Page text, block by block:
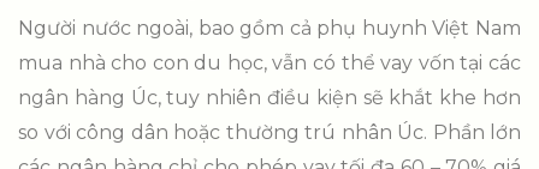
Người nước ngoài, bao gồm cả phụ huynh Việt Nam
mua nhà cho con du học, vẫn có thể vay vốn tại các
ngân hàng Úc, tuy nhiên điều kiện sẽ khắt khe hơn
so với công dân hoặc thường trú nhân Úc. Phần lớn